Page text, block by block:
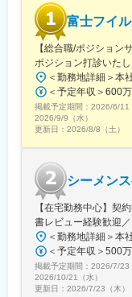
さい。
■長期的な就業可
現在は勤続年数
50歳とバランス
自己都合の退職
働ける環境です。
■キャリアパス：
機械だけでなく
ービスマネージ
品開発・改良、
能です。
変更の範囲：会
富士フイ
【総合職/ポジション
ポジション打診いた
掲載予定期間： 2026/6/11
2026/9/9（水）
更新日： 2026/8/8（土）
シーメン
【在宅勤務中心】契
書レビュー経験歓迎
掲載予定期間： 2026/7/23
2026/10/21（水）
更新日： 2026/7/23（木）